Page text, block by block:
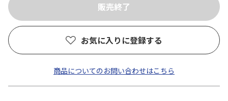
お気に入りに登録する
商品についてのお問い合わせはこちら